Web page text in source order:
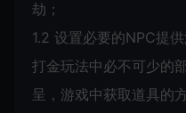
劫；
1.2 设置必要的NPC提
打金玩法中必不可少的
呈，游戏中获取道具的